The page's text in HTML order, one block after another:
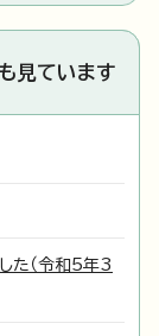
見ています
た（令和5年3